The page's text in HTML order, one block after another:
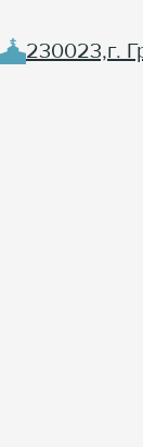
230023,г.